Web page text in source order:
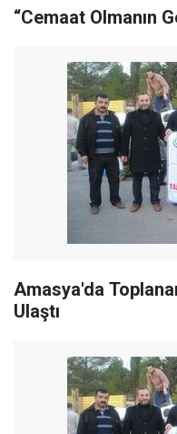
“Cemaat Olmanın
Amasya'da
Ulaştı